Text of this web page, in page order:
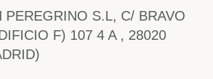
PEREGRINO S.L, C/ BRAVO
F) 107 4 A , 28020